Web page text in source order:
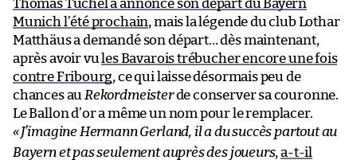
Thomas Tuchel a annoncé son départ du Bayern
Munich l’été prochain, mais la légende du club Lothar
Matthäus a demandé son départ… dès maintenant,
après avoir vu les Bavarois trébucher encore une fois
contre Fribourg, ce qui laisse désormais peu de
chances au Rekordmeisterde conserver sa couronne.
Le Ballon d’or a même un nom pour le remplacer.
«J’imagine Hermann Gerland, il a du succès partout au
Bayern et pas seulement auprès des joueurs,a-t-il